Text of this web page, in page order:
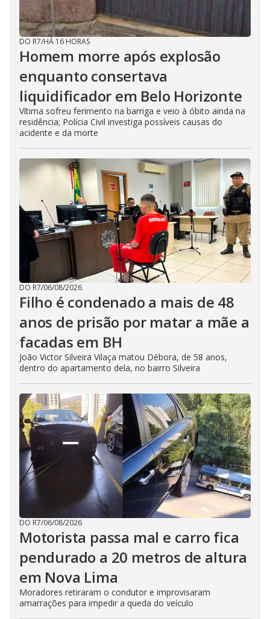
DO R7/HÁ 16 HORAS
Homem morre após explosão
enquanto consertava
liquidificador em Belo Horizonte
Vítima sofreu ferimento na barriga e veio à óbito ainda na
residência; Polícia Civil investiga possíveis causas do
acidente e da morte
DO R7/06/08/2026
Filho é condenado a mais de 48
anos de prisão por matar a mãe a
facadas em BH
João Victor Silveira Vilaça matou Débora, de 58 anos,
dentro do apartamento dela, no bairro Silveira
DO R7/06/08/2026
Motorista passa mal e carro fica
pendurado a 20 metros de altura
em Nova Lima
Moradores retiraram o condutor e improvisaram
amarrações para impedir a queda do veículo